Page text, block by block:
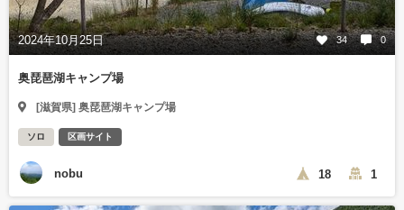
2024年10月25日 34 0
奥琵琶湖キャンプ場
[滋賀県] 奥琵琶湖キャンプ場
ソロ 区画サイト
nobu 18 1